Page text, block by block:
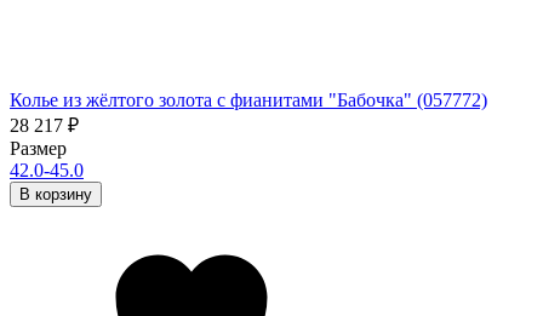
Колье из жёлтого золота с фианитами "Бабочка" (057772)
28 217 ₽
Размер
42.0-45.0
В корзину